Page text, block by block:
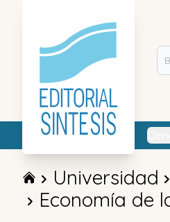
Universidad
Economía de